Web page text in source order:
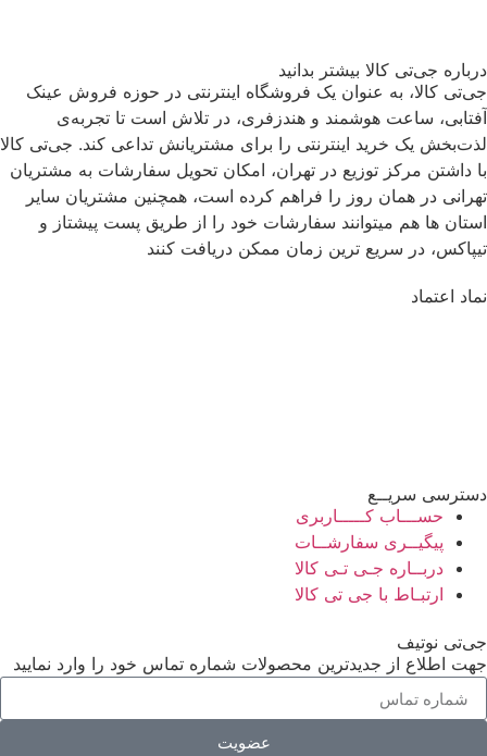
درباره جی‌تی کالا بیشتر بدانید
جی‌تی کالا، به عنوان یک فروشگاه اینترنتی در حوزه فروش عینک
آفتابی، ساعت هوشمند و هندزفری، در تلاش است تا تجربه‌ی
لذت‌بخش یک خرید اینترنتی را برای مشتریانش تداعی کند. جی‌تی کالا
با داشتن مرکز توزیع در تهران، امکان تحویل سفارشات به مشتریان
تهرانی در همان روز را فراهم کرده است، همچنین مشتریان سایر
استان ها هم میتوانند سفارشات خود را از طریق پست پیشتاز و
تیپاکس، در سریع ترین زمان ممکن دریافت کنند
نماد اعتماد
دسترسی سریــع
حســـاب کـــــاربری
پیگیــری سفارشــات
دربــاره جـی تـی کالا
ارتبـاط با جی تی کالا
جی‌تی نوتیف
جهت اطلاع از جدیدترین محصولات شماره تماس خود را وارد نمایید
عضویت